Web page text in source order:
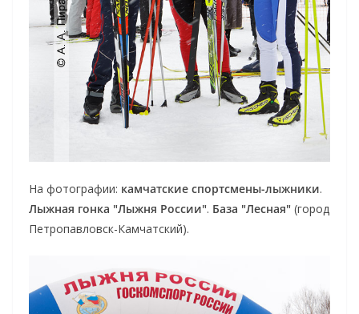
На фотографии: камчатские спортсмены-лыжники.
Лыжная гонка "Лыжня России". База "Лесная" (город
Петропавловск-Камчатский).